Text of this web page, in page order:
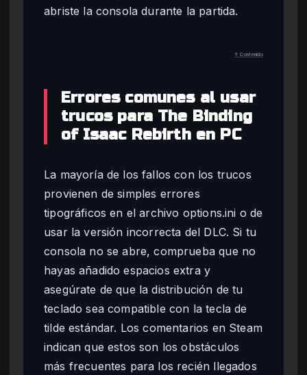
abriste la consola durante la partida.
↑ Contenido
Errores comunes al usar
trucos para The Binding
of Isaac Rebirth en PC
La mayoría de los fallos con los trucos
provienen de simples errores
tipográficos en el archivo options.ini o de
usar la versión incorrecta del DLC. Si tu
consola no se abre, comprueba que no
hayas añadido espacios extra y
asegúrate de que la distribución de tu
teclado sea compatible con la tecla de
tilde estándar. Los comentarios en Steam
indican que estos son los obstáculos
más frecuentes para los recién llegados